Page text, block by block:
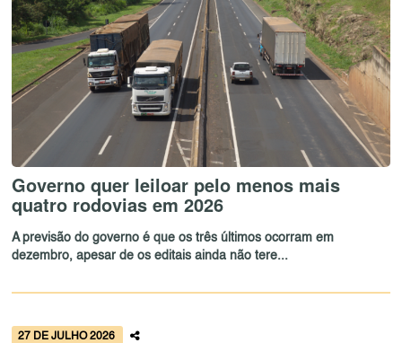
Governo quer leiloar pelo menos mais
quatro rodovias em 2026
A previsão do governo é que os três últimos ocorram em
dezembro, apesar de os editais ainda não tere...
27 DE JULHO 2026